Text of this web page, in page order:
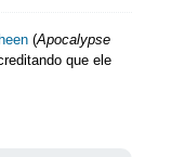
(Apocalypse
que ele